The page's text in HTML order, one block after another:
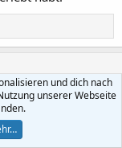
und dich nach
unserer Webseite